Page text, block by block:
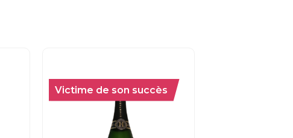
Victime de son succès